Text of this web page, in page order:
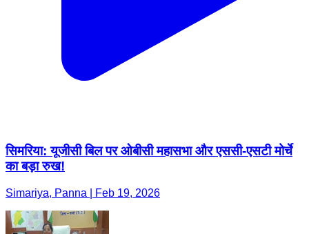
सिमरिया: यूजीसी बिल पर ओबीसी महासभा और एससी-एसटी मोर्चे
का बड़ा रुख!
Simariya, Panna | Feb 19, 2026